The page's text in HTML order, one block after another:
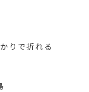
りで折れる